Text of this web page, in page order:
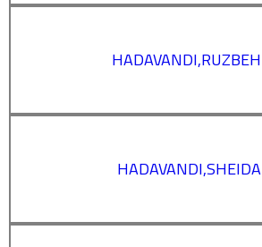
HADAVANDI,RUZBEH
HADAVANDI,SHEIDA